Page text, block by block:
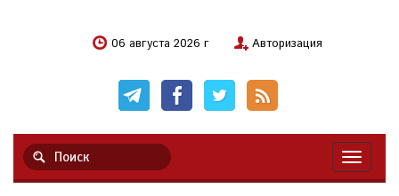
06 августа 2026 г Авторизация